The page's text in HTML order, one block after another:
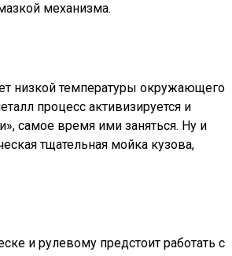
механизма.
низкой температуры окружающего
процесс активизируется и
самое время ими заняться. Ну и
тщательная мойка кузова,
и рулевому предстоит работать с